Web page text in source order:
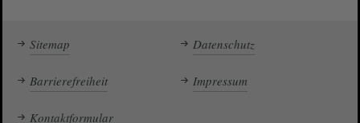
Sitemap Datenschutz
Barrierefreiheit Impressum
Kontaktformular